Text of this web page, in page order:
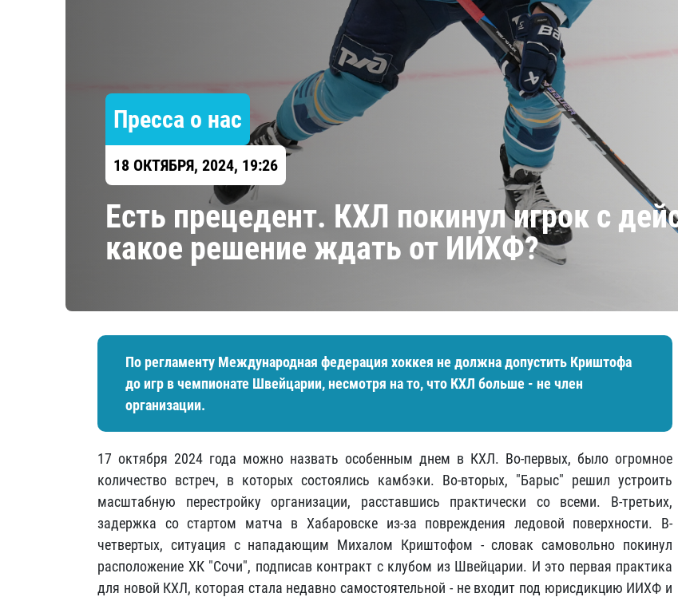
Шанхайские Драконы
Барыс
Салават Юлаев
Пресса о нас
18 ОКТЯБРЯ, 2024, 19:26
Есть прецедент. КХЛ покинул игрок с
какое решение ждать от ИИХФ?
По регламенту Международная федерация хоккея не должна допустить Криштофа
до игр в чемпионате Швейцарии, несмотря на то, что КХЛ больше - не член
организации.
17 октября 2024 года можно назвать особенным днем в КХЛ. Во-первых, было огромное
количество встреч, в которых состоялись камбэки. Во-вторых, "Барыс" решил устроить
масштабную перестройку организации, расставшись практически со всеми. В-третьих,
задержка со стартом матча в Хабаровске из-за повреждения ледовой поверхности. В-
четвертых, ситуация с нападающим Михалом Криштофом - словак самовольно покинул
расположение ХК "Сочи", подписав контракт с клубом из Швейцарии. И это первая практика
для новой КХЛ, которая стала недавно самостоятельной - не входит под юрисдикцию ИИХФ и